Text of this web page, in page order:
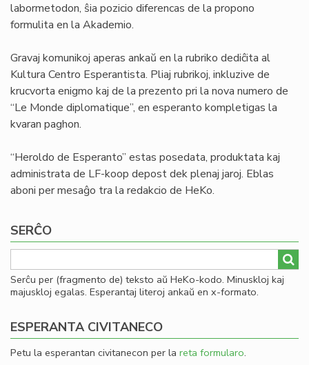
labormetodon, ŝia pozicio diferencas de la propono
formulita en la Akademio.
Gravaj komunikoj aperas ankaŭ en la rubriko dediĉita al
Kultura Centro Esperantista. Pliaj rubrikoj, inkluzive de
krucvorta enigmo kaj de la prezento pri la nova numero de
“Le Monde diplomatique”, en esperanto kompletigas la
kvaran paghon.
“Heroldo de Esperanto” estas posedata, produktata kaj
administrata de LF-koop depost dek plenaj jaroj. Eblas
aboni per mesaĝo tra la redakcio de HeKo.
SERĈO
Serĉu per (fragmento de) teksto aŭ HeKo-kodo. Minuskloj kaj
majuskloj egalas. Esperantaj literoj ankaŭ en x-formato.
ESPERANTA CIVITANECO
Petu la esperantan civitanecon per la reta formularo.